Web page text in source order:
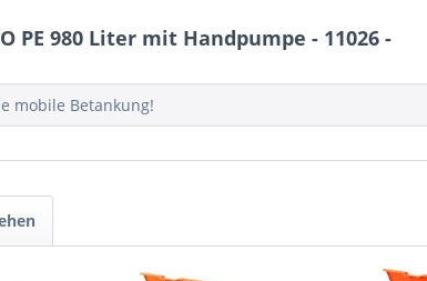
PE 980 Liter mit Handpumpe - 11026 -
mobile Betankung!